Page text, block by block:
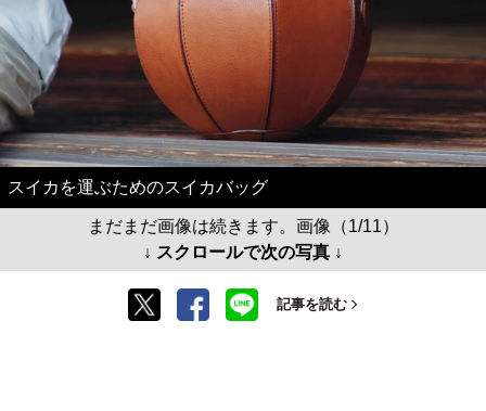
スイカを運ぶためのスイカバッグ
まだまだ画像は続きます。画像（1/11）
↓ スクロールで次の写真 ↓
記事を読む